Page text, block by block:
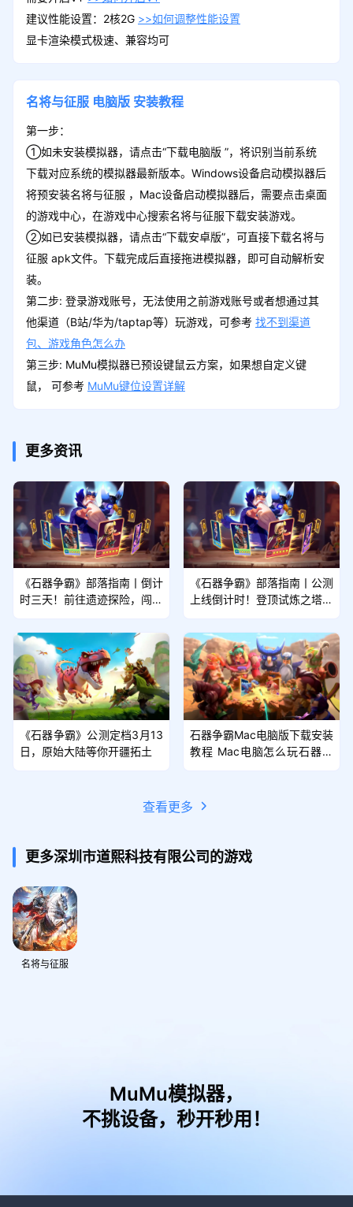
建议性能设置：2核2G >>如何调整性能设置
显卡渲染模式极速、兼容均可
名将与征服 电脑版 安装教程
第一步：
①如未安装模拟器，请点击“下载电脑版 ”，将识别当前系统
下载对应系统的模拟器最新版本。Windows设备启动模拟器后
将预安装名将与征服 ，Mac设备启动模拟器后，需要点击桌面
的游戏中心，在游戏中心搜索名将与征服下载安装游戏。
②如已安装模拟器，请点击“下载安卓版”，可直接下载名将与
征服 apk文件。下载完成后直接拖进模拟器，即可自动解析安
装。
第二步: 登录游戏账号，无法使用之前游戏账号或者想通过其
他渠道（B站/华为/taptap等）玩游戏，可参考 找不到渠道
包、游戏角色怎么办
第三步: MuMu模拟器已预设键鼠云方案，如果想自定义键
鼠， 可参考 MuMu键位设置详解
更多资讯
《石器争霸》部落指南丨倒计
时三天！前往遗迹探险，闯关
《石器争霸》部落指南丨公测
上线倒计时！登顶试炼之塔！
《石器争霸》公测定档3月13
日，原始大陆等你开疆拓土
石器争霸Mac电脑版下载安装
教程 Mac电脑怎么玩石器争
查看更多
更多深圳市道熙科技有限公司的游戏
名将与征服
MuMu模拟器，
不挑设备，秒开秒用！